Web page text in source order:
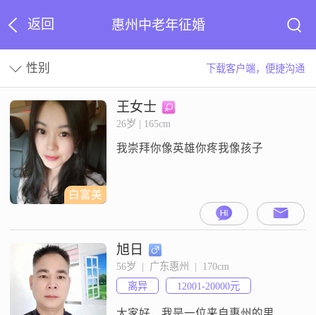
返回 惠州中老年征婚
性别 下载客户端，便捷沟通
白富美
王女士
26岁 | 165cm
我崇拜你像英雄你疼我像孩子
旭日
56岁  |  广东惠州  |  170cm
离异
12001-20000元